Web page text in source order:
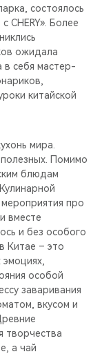
состоялось
CHERY». Более
ожидала
в себя мастер-
китайской
мира.
Помимо
блюдам
мероприятия про
вместе
и без особого
Китае – это
особой
заваривания
вкусом и
творчества
а чай